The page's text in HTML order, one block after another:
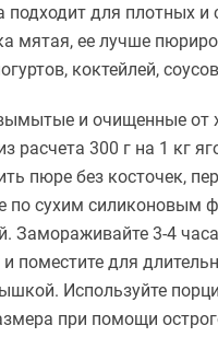
подходит для плотных и
мятая, ее лучше
коктейлей,
и очищенные от
расчета 300 г на 1 кг
пюре без косточек,
по сухим силиконовым
Замораживайте 3-4
поместите для
Используйте
при помощи